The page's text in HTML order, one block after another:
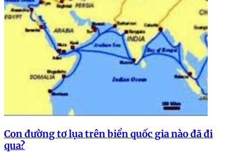
Con đường tơ lụa trên biển quốc gia nào đã đi
qua?